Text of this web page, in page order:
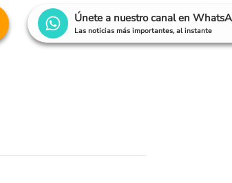
Únete a nuestro canal en
Las noticias más importantes, al instante